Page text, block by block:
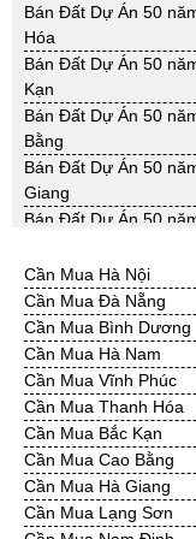
Bán Đất Công Nghiệp
Trăng
Bán Đất Công Nghiệp
Giang
Bán Đất Công Nghiệp
Long
Bán Đất Công Nghiệp
Yên
Bán Nhà Xưởng Hưng
Bán Đất Dự Án 50
Hóa
Bán Đất Dự Án 50
Kạn
Bán Đất Dự Án 50
Bằng
Bán Đất Dự Án 50
Giang
Bán Đất Dự Án 50
Bán Đất Dự Án 50 năm
Định
Bán Đất Dự Án 50
Bán Đất Dự Án 50
Nguyên
Bán Đất Dự Án 50
Bái
Bán Đất Dự Án 50
Hoà
Bán Đất Dự Án 50
Cần Mua Hà Nội
Cần Mua Đà Nẵng
Cần Mua Bình Dương
Cần Mua Hà Nam
Cần Mua Vĩnh Phúc
Cần Mua Thanh Hóa
Cần Mua Bắc Kạn
Cần Mua Cao Bằng
Cần Mua Hà Giang
Cần Mua Lạng Sơn